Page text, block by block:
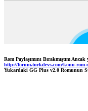
Rom Paylaşımını Bırakmıştım
http://forum.turkdevs.com/konu-
Yukardaki GG Plus v2.0 Romunun